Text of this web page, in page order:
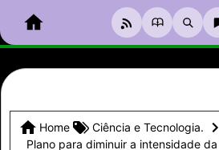
0
Home
Ciência e Tecnologia.
Plano para diminuir a intensidade